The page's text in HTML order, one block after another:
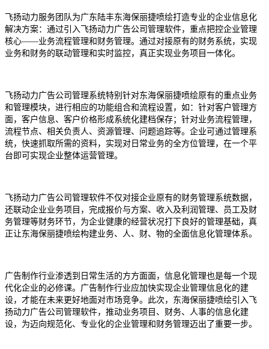
飞扬动力服务团队 为广东陆丰东海保丽捷喷绘打造专业的企业信息化
解决方案：通过引入
飞扬动力广告公司管理软件，重点把控企业管理
核心——业务流程管理和财务管理。通过对接原有的财务系统，实现
业务和财务的联动管理和实时监控，真正实现业务项目一体化。
飞扬动力广告公司管理系统特别针对东海保丽捷喷绘原有的重点业务
和管理模块，进行相应的功能组合和流程设置，如：针对客户管理方
面， 客户信息、客户价格形成系统化建档保存；针对业务流程管理，
流程节点、 相关负责人 、资源管理、问题追踪等。企业可通过管理系
统，快速抓取所需的资料，实现对日常业务的全方位管理，在一个平
台即可实现企业整体运营管理。
飞扬动力广告公司管理软件不仅对接企业原有的财务管理系统数据，
还联动企业业务项目，完成报价与方案、收入及利润管理、
员工及财
务管理等财务环节，为企业健康的经营状况打下良好的管理基础，真
正让东海保丽捷喷绘构建业务、人、财、物的全面信息化管理体系。
广告制作行业渗透到日常生活的方方面面 ，信息化管理也是每一个现
代化企业的必修课。 广告制作行业应加快实现企业管理信息化的建
设，才能在未来更好地面对市场竞争。 此次，东海保丽捷喷绘引入
飞
扬动力广告公司管理软件，推动业务项目 、 财务、人事的信息化建
设，为迈向规范化、专业化的企业管理和财务管理迈出了重要一步。